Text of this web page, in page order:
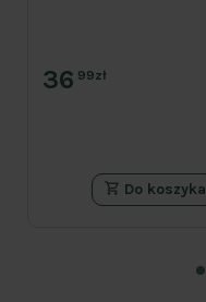
36 99zł
Do koszyka